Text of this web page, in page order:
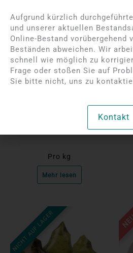
einseitige Skulpturen
Pro kg
Mehr lesen
NICHT AUF LAGER
Aufgrund kürzlich
und unserer aktuellen
Online-Bestand vorübergehend
Beständen abweichen. Wir
schnell wie möglich zu
Frage oder stoßen Sie auf
Sie bitte nicht, uns zu
Kontakt